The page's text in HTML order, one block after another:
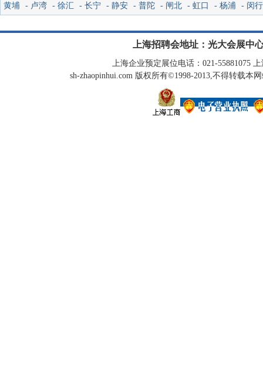
黄埔 - 卢湾 - 徐汇 - 长宁 - 静安 - 普陀 - 闸北 - 虹口 - 杨浦 - 闵行
上海招聘会地址：光大会展中
上海企业预定展位电话：021-55881075
sh-zhaopinhui.com 版权所有©1998-2013,不得转载本